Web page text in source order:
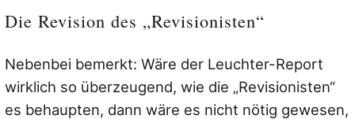
Die Revision des „Revisionisten“
Nebenbei bemerkt: Wäre der Leuchter-Report
wirklich so überzeugend, wie die „Revisionisten“
es behaupten, dann wäre es nicht nötig gewesen,